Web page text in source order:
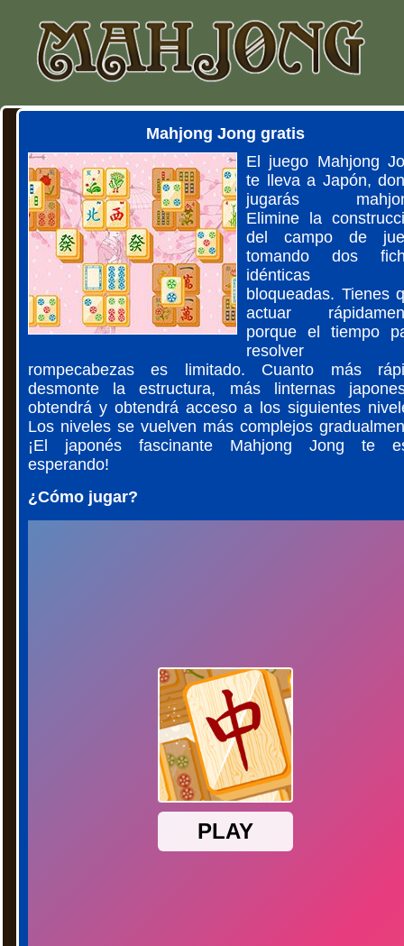
Mahjong Jong gratis
El juego Mahjong
te lleva a Japón,
jugarás
Elimine la
del campo de
tomando dos
idénticas
bloqueadas. Tienes
actuar
porque el tiempo
resolver
rompecabezas es limitado. Cuanto más
desmonte la estructura, más linternas
obtendrá y obtendrá acceso a los siguientes
Los niveles se vuelven más complejos
¡El japonés fascinante Mahjong Jong te
esperando!
¿Cómo jugar?